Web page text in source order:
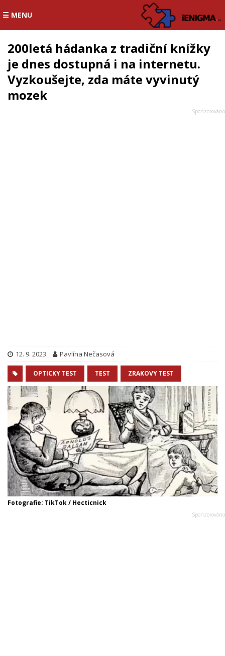
☰ MENU
200letá hádanka z tradiční knížky
je dnes dostupná i na internetu.
Vyzkoušejte, zda máte vyvinutý
mozek
12. 9. 2023 Pavlína Nečasová
OPTICKY TEST TEST ZRAKOVY TEST
Fotografie: TikTok / Hecticnick